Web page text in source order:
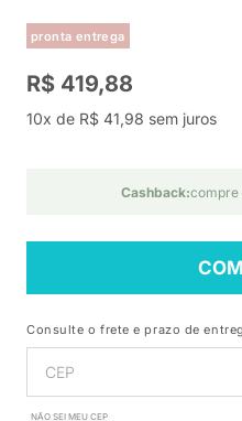
pronta entrega
R$ 419,88
10x de R$ 41,98 sem juros
Cashback:compre
Consulte o frete e prazo de
NÃO SEI MEU CEP